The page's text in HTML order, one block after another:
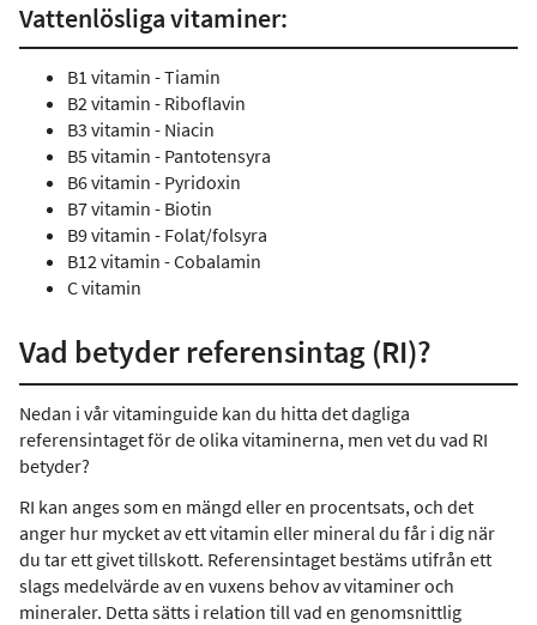
Vattenlösliga vitaminer:
B1 vitamin - Tiamin
B2 vitamin - Riboflavin
B3 vitamin - Niacin
B5 vitamin - Pantotensyra
B6 vitamin - Pyridoxin
B7 vitamin - Biotin
B9 vitamin - Folat/folsyra
B12 vitamin - Cobalamin
C vitamin
Vad betyder referensintag (RI)?
Nedan i vår vitaminguide kan du hitta det dagliga
referensintaget för de olika vitaminerna, men vet du vad RI
betyder?
RI kan anges som en mängd eller en procentsats, och det
anger hur mycket av ett vitamin eller mineral du får i dig när
du tar ett givet tillskott. Referensintaget bestäms utifrån ett
slags medelvärde av en vuxens behov av vitaminer och
mineraler. Detta sätts i relation till vad en genomsnittlig